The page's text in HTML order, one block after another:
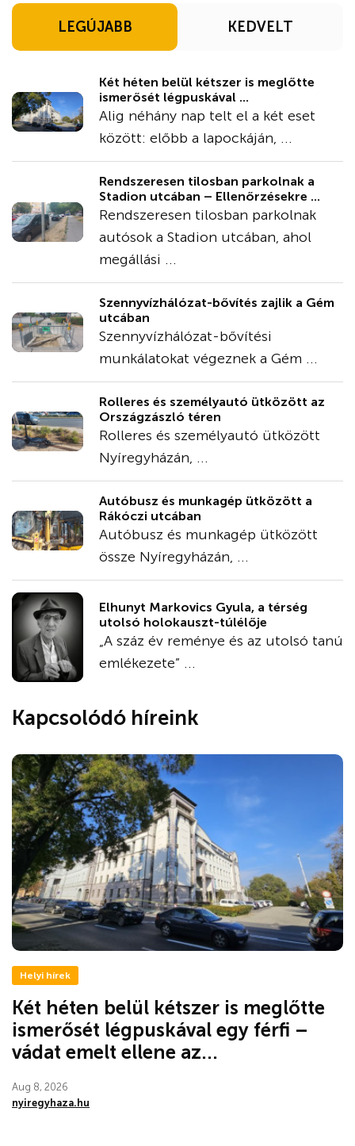
LEGÚJABB KEDVELT
Két héten belül kétszer is meglőtte
ismerősét légpuskával ...
Alig néhány nap telt el a két eset
között: előbb a lapockáján, ...
Rendszeresen tilosban parkolnak a
Stadion utcában – Ellenőrzésekre ...
Rendszeresen tilosban parkolnak
autósok a Stadion utcában, ahol
megállási ...
Szennyvízhálózat-bővítés zajlik a Gém
utcában
Szennyvízhálózat-bővítési
munkálatokat végeznek a Gém ...
Rolleres és személyautó ütközött az
Országzászló téren
Rolleres és személyautó ütközött
Nyíregyházán, ...
Autóbusz és munkagép ütközött a
Rákóczi utcában
Autóbusz és munkagép ütközött
össze Nyíregyházán, ...
Elhunyt Markovics Gyula, a térség
utolsó holokauszt-túlélője
„A száz év reménye és az utolsó tanú
emlékezete” ...
Kapcsolódó híreink
Helyi hírek
Két héten belül kétszer is meglőtte
ismerősét légpuskával egy férfi –
vádat emelt ellene az...
Aug 8, 2026
nyiregyhaza.hu